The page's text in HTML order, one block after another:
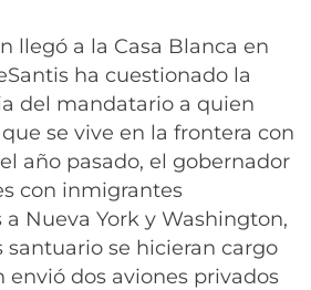
llegó a la Casa Blanca en
ha cuestionado la
del mandatario a quien
se vive en la frontera con
año pasado, el gobernador
con inmigrantes
Nueva York y Washington,
santuario se hicieran cargo
envió dos aviones privados